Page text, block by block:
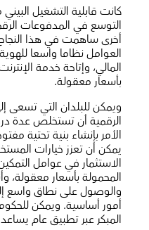
كانت قابلية التشغيل
التوسع في المدفوعات
أخرى ساهمت في هذا
العوامل نظاما واسعا
المالي، وإتاحة خدمة
بأسعار معقولة.
ويمكن للبلدان التي تسعى
الرقمية أن تستخلص عدة
الأمر بإنشاء بنية تحتية
يمكن أن تعزز خيارات
الاستثمار في عوامل
المحمولة بأسعار معقولة،
والوصول على نطاق واسع
أمور أساسية. ويمكن
المبكر عبر تطبيق عام